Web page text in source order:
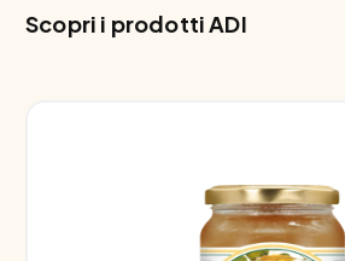
Scopri i prodotti ADI